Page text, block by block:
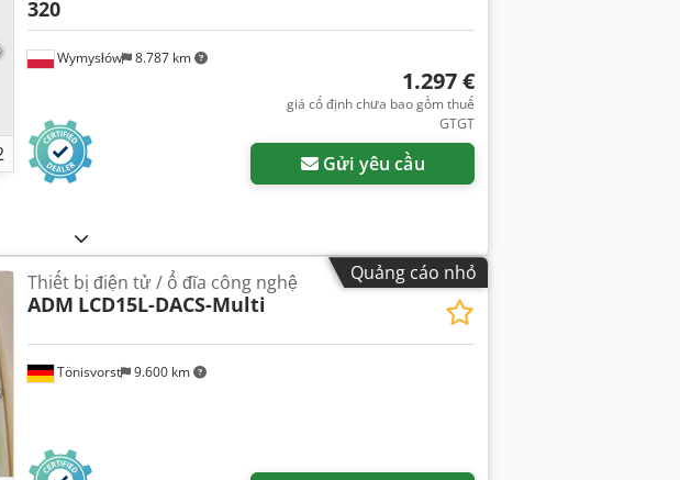
Wymysłów 8.787 km
320
1.297 €
giá cố định chưa bao gồm thuế
GTGT
Gửi yêu cầu
Quảng cáo nhỏ
Tönisvorst 9.600 km
Thiết bị điện tử / ổ đĩa công nghệ
ADM LCD15L-DACS-Multi